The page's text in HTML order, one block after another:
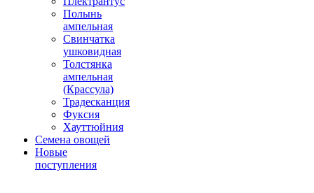
Полынь
ампельная
Свинчатка
ушковидная
Толстянка
ампельная
(Крассула)
Традесканция
Фуксия
Хауттюйния
Семена овощей
Новые
поступления